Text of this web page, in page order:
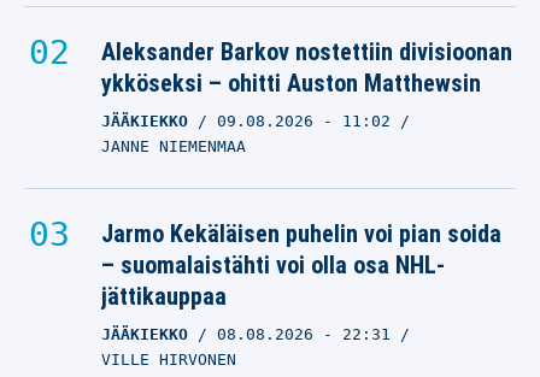
Aleksander Barkov nostettiin divisioonan
ykköseksi – ohitti Auston Matthewsin
JÄÄKIEKKO 09.08.2026 - 11:02
JANNE NIEMENMAA
Jarmo Kekäläisen puhelin voi pian soida
– suomalaistähti voi olla osa NHL-
jättikauppaa
JÄÄKIEKKO 08.08.2026 - 22:31
VILLE HIRVONEN